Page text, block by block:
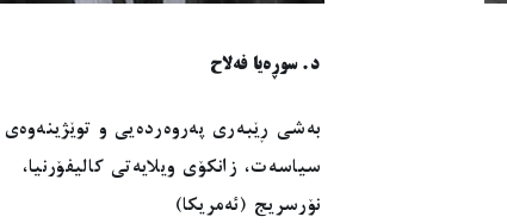
د. سوڕەیا فەلاح
بەشی ڕێبەری پەروەردەیی و توێژینەوەی
سیاسەت، زانکۆی ویلایەتی کالیفۆرنیا،
نۆرسریج (ئەمریکا)